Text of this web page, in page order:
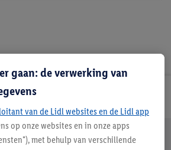
Lidl Nieuwsbrief
als Lidl webshop klant
Veilig winkelen
gaan: de verwerking van
van de Lidl websites en de Lidl app
op onze websites en in onze apps
met behulp van verschillende